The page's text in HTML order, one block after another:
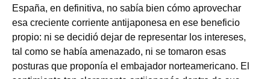
España, en definitiva, no sabía bien cómo aprovechar
esa creciente corriente antijaponesa en ese beneficio
propio: ni se decidió dejar de representar los intereses,
tal como se había amenazado, ni se tomaron esas
posturas que proponía el embajador norteamericano. El